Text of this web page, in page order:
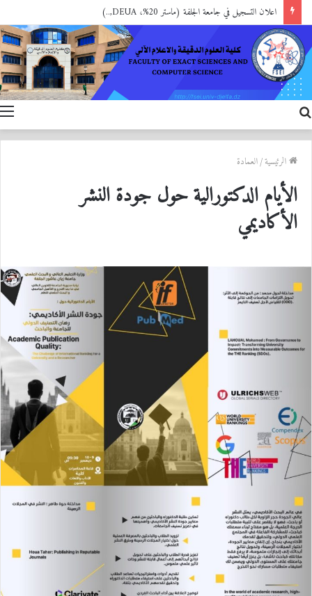
اعلان التسجيل في جامعة الجلفة (ماستر 20%، DEUA,..)
عن
الرئيسية/العمادة
الأيام الدكتورالية حول جودة النشر
الأكاديمي